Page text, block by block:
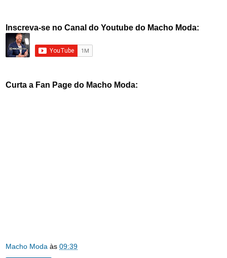
Inscreva-se no Canal do Youtube do Macho Moda:
Curta a Fan Page do Macho Moda:
Macho Moda às 09:39